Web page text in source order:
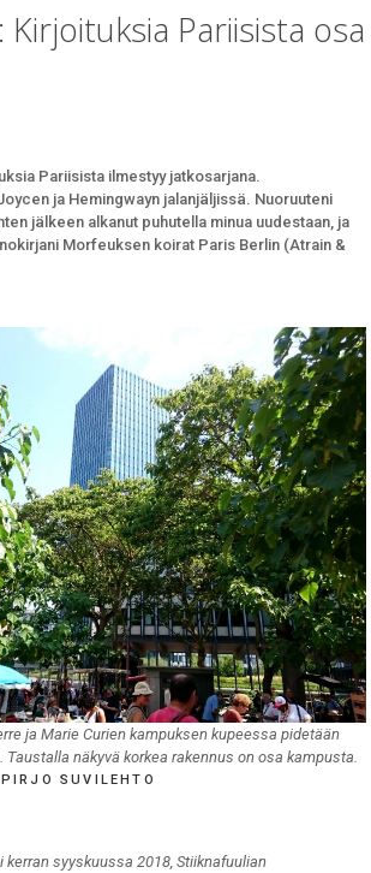
Kirjoituksia Pariisista osa
Pariisista ilmestyy jatkosarjana.
ja Hemingwayn jalanjäljissä. Nuoruuteni
jälkeen alkanut puhutella minua uudestaan, ja
Morfeuksen koirat Paris Berlin (Atrain &
ja Marie Curien kampuksen kupeessa pidetään
näkyvä korkea rakennus on osa kampusta.
SUVILEHTO
syyskuussa 2018, Stiiknafuulian